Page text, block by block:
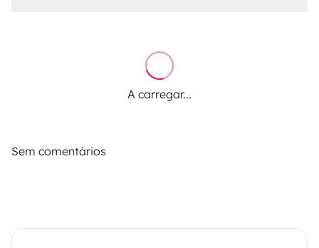
A carregar...
Sem comentários